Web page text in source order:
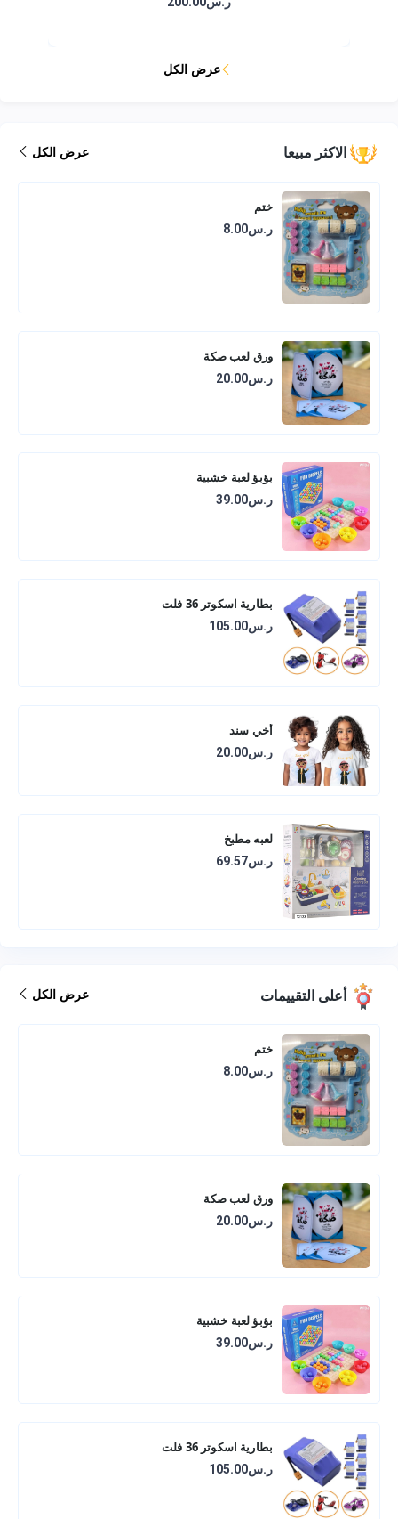
عرض الكل
الاكثر مبيعا عرض الكل
ختم
ر.س8.00
ورق لعب صكة
ر.س20.00
بؤبؤ لعبة خشبية
ر.س39.00
بطارية اسكوتر 36 فلت
ر.س105.00
أخي سند
ر.س20.00
لعبه مطبخ
ر.س69.57
أعلى التقييمات عرض الكل
ختم
ر.س8.00
ورق لعب صكة
ر.س20.00
بؤبؤ لعبة خشبية
ر.س39.00
بطارية اسكوتر 36 فلت
ر.س105.00